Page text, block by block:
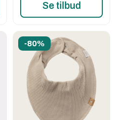
Se tilbud
-80%